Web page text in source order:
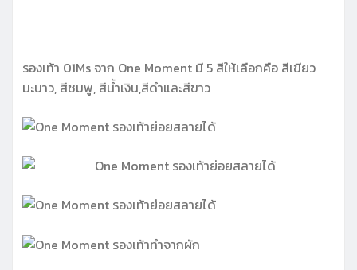
รองเท้า 01Ms จาก One Moment มี 5 สีให้เลือกคือ สีเขียว
มะนาว, สีชมพู, สีน้ำเงิน,สีดำและสีขาว